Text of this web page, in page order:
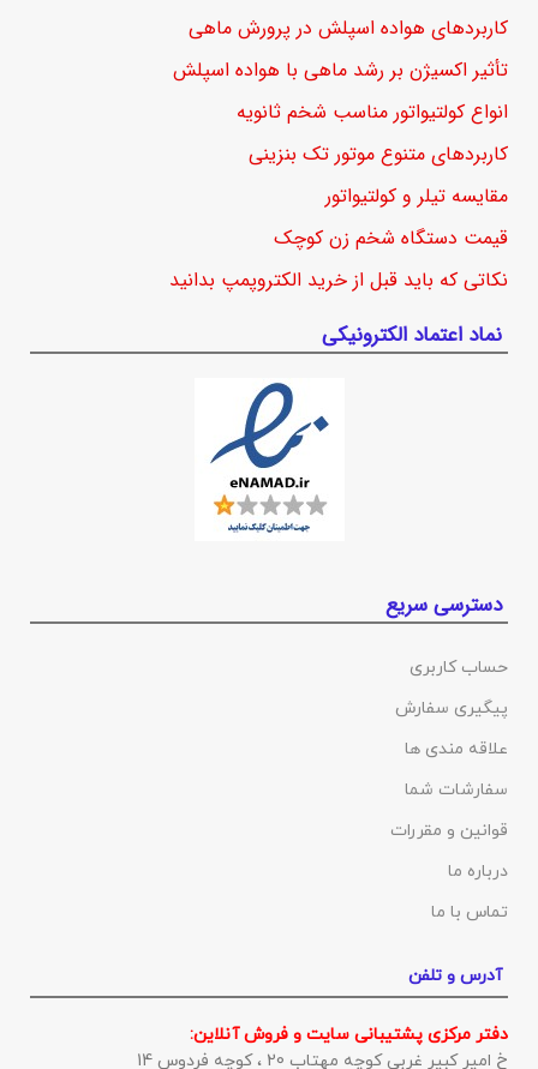
کاربردهای هواده اسپلش در پرورش ماهی
تأثیر اکسیژن بر رشد ماهی با هواده اسپلش
انواع کولتیواتور مناسب شخم ثانویه
کاربردهای متنوع موتور تک بنزینی
مقایسه تیلر و کولتیواتور
قیمت دستگاه شخم زن کوچک
نکاتی که باید قبل از خرید الکتروپمپ بدانید
نماد اعتماد الکترونیکی
دسترسی سریع
حساب کاربری
پیگیری سفارش
علاقه مندی ها
سفارشات شما
قوانین و مقررات
درباره ما
تماس با ما
آدرس و تلفن
دفتر مرکزی پشتیبانی سایت و فروش آنلاین:
خ امیر کبیر غربی کوچه مهتاب 20 ، کوچه فردوس 14